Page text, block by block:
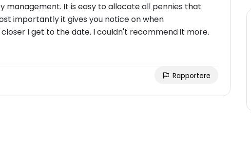
management. It is easy to allocate all pennies that
importantly it gives you notice on when
closer I get to the date. I couldn't recommend it more.
Rapportere